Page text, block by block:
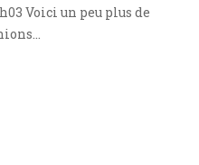
Voici un peu plus de